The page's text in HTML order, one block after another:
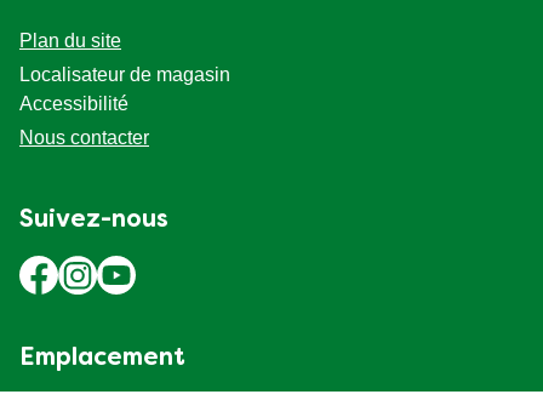
Plan du site
Localisateur de magasin
Accessibilité
Nous contacter
Suivez-nous
Emplacement